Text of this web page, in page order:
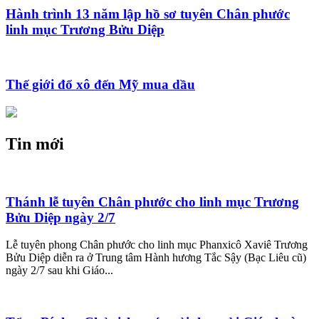
Hành trình 13 năm lập hồ sơ tuyên Chân phước
linh mục Trương Bửu Diệp
Thế giới đổ xô đến Mỹ mua dầu
Tin mới
Thánh lễ tuyên Chân phước cho linh mục Trương
Bửu Diệp ngày 2/7
Lễ tuyên phong Chân phước cho linh mục Phanxicô Xaviê Trương
Bửu Diệp diễn ra ở Trung tâm Hành hương Tắc Sậy (Bạc Liêu cũ)
ngày 2/7 sau khi Giáo...